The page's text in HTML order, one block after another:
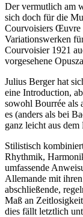
Der vermutlich am
sich doch für die
Courvoisiers Œuvre
Variationswerken
Courvoisier 1921
vorgesehene
Julius Berger hat
eine Introduction,
sowohl Bourrée als
es (anders als bei
ganz leicht aus dem
Stilistisch
Rhythmik,
umfassende
Allemande mit
abschließende,
Maß an
dies fällt letztlich